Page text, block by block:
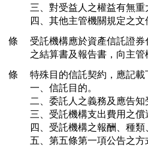
三、對受益人之權益有無
條 受託機構應於資產信託證
條
特殊目的信託契約，應記載
一、信託目的。
二、委託人之義務及應告
三、受託機構支出費用之
四、受託機構之報酬、種
五、第五條第一項公告之方